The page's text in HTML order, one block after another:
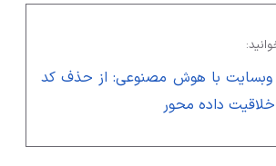
وبسایت با هوش مصنوعی: از حذف کد
خلاقیت داده محور